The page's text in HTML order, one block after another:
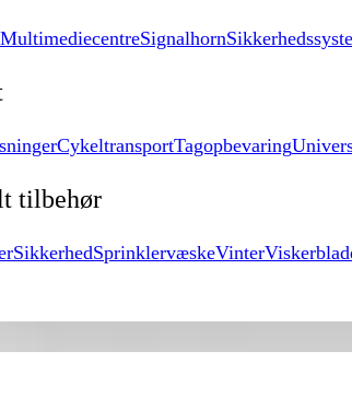
MultimediecentreSignalhorn
CykeltransportTagopbevaring
tilbehør
SikkerhedSprinklervæskeVinter